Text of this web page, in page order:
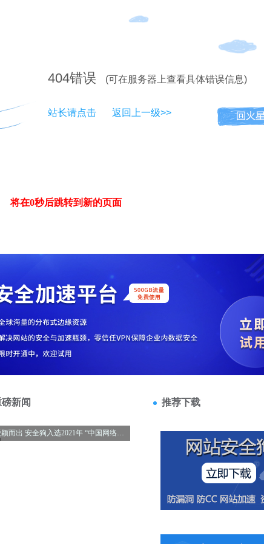
404错误 (可在服务器上查看具体错误信息)
站长请点击 返回上一级>>